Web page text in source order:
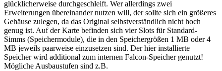
glücklicherweise durchgeschleift. Wer allerdings zwei
Erweiterungen übereinander nutzen will, der sollte sich ein größeres
Gehäuse zulegen, da das Original selbstverständlich nicht hoch
genug ist. Auf der Karte befinden sich vier Slots für Standard-
Simms (Speichermodule), die in den Speichergrößen 1 MB oder 4
MB jeweils paarweise einzusetzen sind. Der hier installierte
Speicher wird additional zum internen Falcon-Speicher genutzt!
Mögliche Ausbaustufen sind z.B.